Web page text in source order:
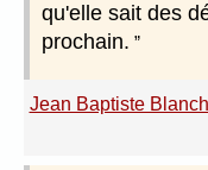
qu'elle sait des
prochain.
Jean Baptiste